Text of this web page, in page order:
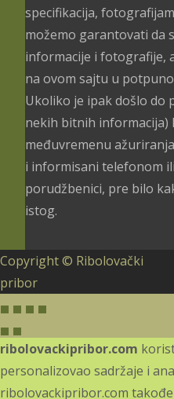
specifikacija,
možemo garantovati da
informacije i fotografije,
na ovom sajtu u
Ukoliko je ipak došlo do
nekih bitnih
međuvremenu
i informisani telefonom
porudžbenici, pre bilo
istog.
Copyright © Ribolovački
pribor
ribolovackipribor.com
personalizovao sadržaje i
ribolovackipribor.com